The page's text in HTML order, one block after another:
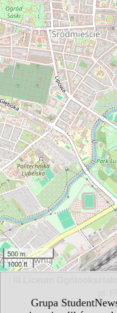
Grupa
500 m
1000 ft